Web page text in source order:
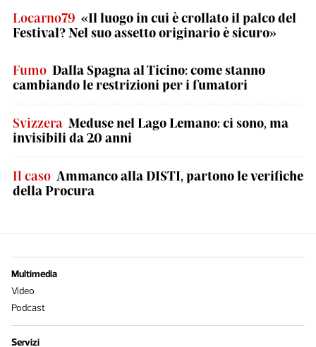
Locarno79 «Il luogo in cui è crollato il palco del
Festival? Nel suo assetto originario è sicuro»
Fumo Dalla Spagna al Ticino: come stanno
cambiando le restrizioni per i fumatori
Svizzera Meduse nel Lago Lemano: ci sono, ma
invisibili da 20 anni
Il caso Ammanco alla DISTI, partono le verifiche
della Procura
Multimedia
Video
Podcast
Servizi